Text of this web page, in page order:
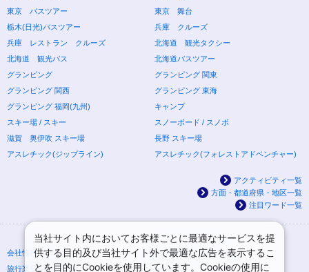
東京 バスツアー
東京 舞台
栃木(日光)バスツアー
兵庫 クルーズ
兵庫 レストラン クルーズ
北海道 観光タクシー
北海道 観光バス
北海道バスツアー
グランピング
グランピング 関東
グランピング 関西
グランピング 東海
グランピング 福岡(九州)
キャンプ
スキー場 / スキー
スノーボード / スノボ
滋賀 奥伊吹 スキー場
長野 スキー場
アスレチック(ジップライン)
アスレチック(フォレストアドベンチャー)
アクティビティ一覧
方面・都道府県・地区一覧
注目ワード一覧
会社情報
プライバシーポリシー
旅行業登録票・約款
規約集
当社サイト内においてお客様ごとに最適なサービスを提
供する目的及び当社サイト外で最適な広告を表示するこ
とを目的にCookieを使用しています。Cookieの使用に